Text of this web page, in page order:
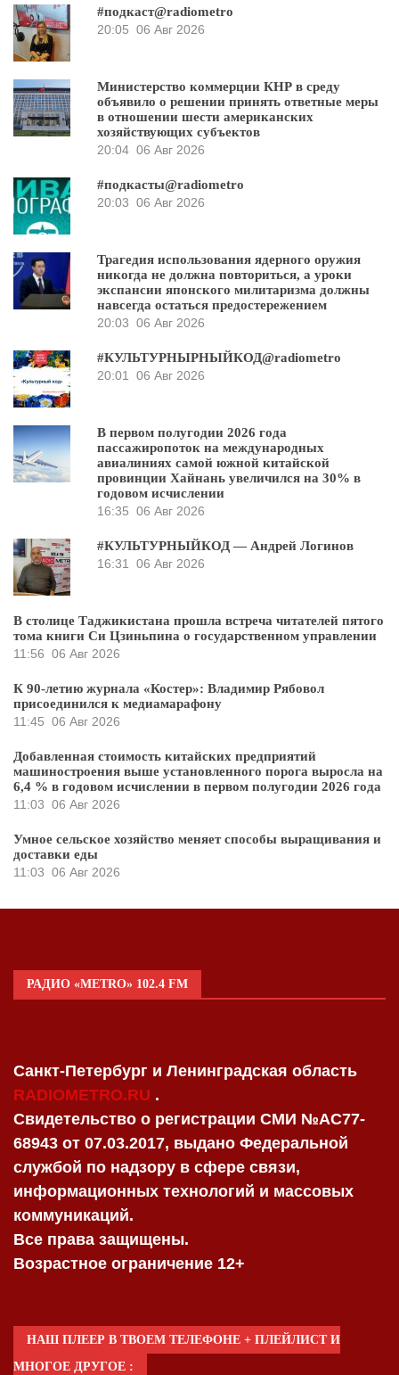
#подкаст@radiometro
20:05 06 Авг 2026
Министерство коммерции КНР в среду
объявило о решении принять ответные меры
в отношении шести американских
хозяйствующих субъектов
20:04 06 Авг 2026
#подкасты@radiometro
20:03 06 Авг 2026
Трагедия использования ядерного оружия
никогда не должна повториться, а уроки
экспансии японского милитаризма должны
навсегда остаться предостережением
20:03 06 Авг 2026
#КУЛЬТУРНЫРНЫЙКОД@radiometro
20:01
06 Авг 2026
В первом полугодии 2026 года
пассажиропоток на международных
авиалиниях самой южной китайской
провинции Хайнань увеличился на 30% в
годовом исчислении
16:35 06 Авг 2026
#КУЛЬТУРНЫЙКОД — Андрей Логинов
16:31
06 Авг 2026
В столице Таджикистана прошла встреча читателей пятого
тома книги Си Цзиньпина о государственном управлении
11:56 06 Авг 2026
К 90-летию журнала «Костер»: Владимир Рябовол
присоединился к медиамарафону
11:45 06 Авг 2026
Добавленная стоимость китайских предприятий
машиностроения выше установленного порога выросла на
6,4 % в годовом исчислении в первом полугодии 2026 года
11:03 06 Авг 2026
Умное сельское хозяйство меняет способы выращивания и
доставки еды
11:03 06 Авг 2026
РАДИО «METRO» 102.4 FM
Санкт-Петербург и Ленинградская область
RADIOMETRO.RU .
Свидетельство о регистрации СМИ №AC77-
68943 от 07.03.2017, выдано Федеральной
службой по надзору в сфере связи,
информационных технологий и массовых
коммуникаций.
Все права защищены.
Возрастное ограничение 12+
НАШ ПЛЕЕР В ТВОЕМ ТЕЛЕФОНЕ + ПЛЕЙЛИСТ И
МНОГОЕ ДРУГОЕ :